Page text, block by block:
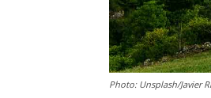
Photo: Unsplash/Javier